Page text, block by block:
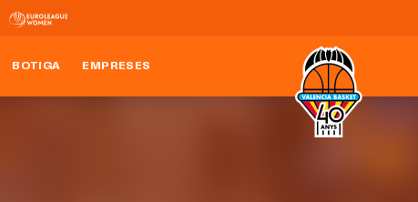
BOTIGA EMPRESES